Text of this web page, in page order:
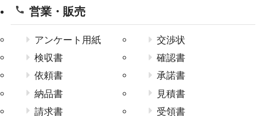
営業・販売
アンケート用紙
交渉状
検収書
確認書
依頼書
承諾書
納品書
見積書
請求書
受領書